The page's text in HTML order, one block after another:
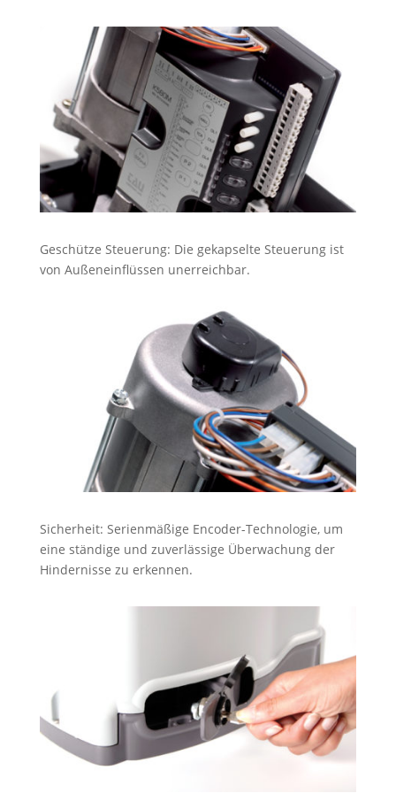
Geschütze Steuerung: Die gekapselte Steuerung ist
von Außeneinflüssen unerreichbar.
Sicherheit: Serienmäßige Encoder-Technologie, um
eine ständige und zuverlässige Überwachung der
Hindernisse zu erkennen.